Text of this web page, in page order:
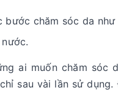
chăm sóc da
ai muốn chăm sóc
sau vài lần sử